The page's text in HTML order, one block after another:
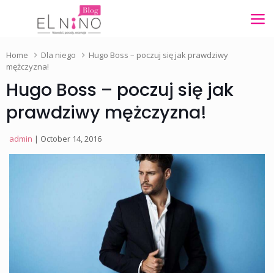
Home Dla niego
Hugo Boss – poczuj się jak prawdziwy
mężczyzna!
Hugo Boss – poczuj się jak
prawdziwy mężczyzna!
admin | October 14, 2016